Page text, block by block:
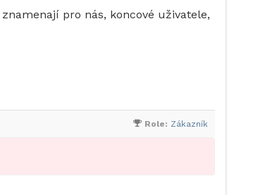
pro nás, koncové uživatele,
Role: Zákazník